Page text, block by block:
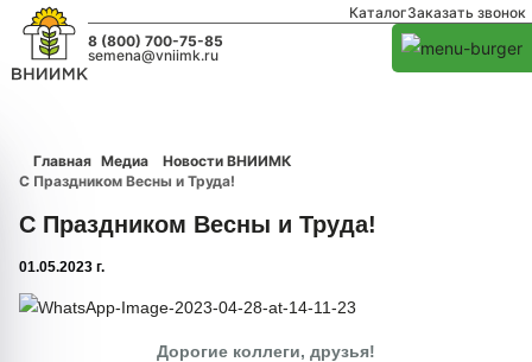
КаталогЗаказать звонок
8 (800) 700-75-85
semena@vniimk.ru
Главная Медиа
Новости ВНИИМК
С Праздником Весны и Труда!
С Праздником Весны и Труда!
01.05.2023 г.
1/0
Дорогие коллеги, друзья!